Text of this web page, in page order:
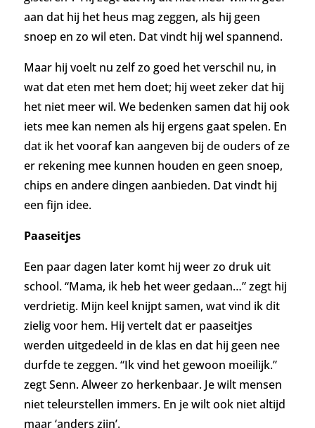
aan dat hij het heus mag zeggen, als hij geen
snoep en zo wil eten. Dat vindt hij wel spannend.
Maar hij voelt nu zelf zo goed het verschil nu, in
wat dat eten met hem doet; hij weet zeker dat hij
het niet meer wil. We bedenken samen dat hij ook
iets mee kan nemen als hij ergens gaat spelen. En
dat ik het vooraf kan aangeven bij de ouders of ze
er rekening mee kunnen houden en geen snoep,
chips en andere dingen aanbieden. Dat vindt hij
een fijn idee.
Paaseitjes
Een paar dagen later komt hij weer zo druk uit
school. “Mama, ik heb het weer gedaan…” zegt hij
verdrietig. Mijn keel knijpt samen, wat vind ik dit
zielig voor hem. Hij vertelt dat er paaseitjes
werden uitgedeeld in de klas en dat hij geen nee
durfde te zeggen. “Ik vind het gewoon moeilijk.”
zegt Senn. Alweer zo herkenbaar. Je wilt mensen
niet teleurstellen immers. En je wilt ook niet altijd
maar ‘anders zijn’.